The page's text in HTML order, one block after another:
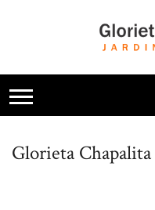
Glorieta Chapalita